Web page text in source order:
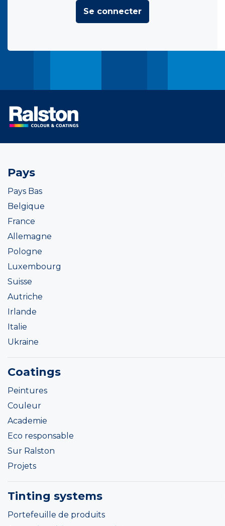
Se connecter
Pays
Pays Bas
Belgique
France
Allemagne
Pologne
Luxembourg
Suisse
Autriche
Irlande
Italie
Ukraine
Coatings
Peintures
Couleur
Academie
Eco responsable
Sur Ralston
Projets
Tinting systems
Portefeuille de produits